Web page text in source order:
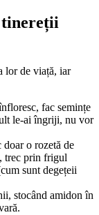
tinereții
lor de viață, iar
fac semințe
le-ai îngriji, nu vor
o rozetă de
trec prin frigul
sunt degețeii
stocând amidon în